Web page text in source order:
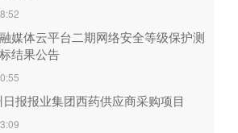
媒体云平台二期网络安全等级保护测
结果公告
报报业集团西药供应商采购项目